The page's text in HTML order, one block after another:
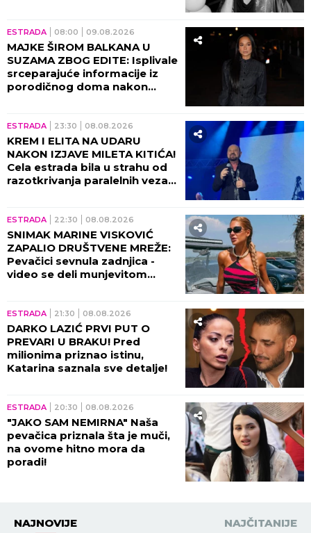
ESTRADA 08:00 09.08.2026
MAJKE ŠIROM BALKANA U
SUZAMA ZBOG EDITE: Isplivale
srceparajuće informacije iz
porodičnog doma nakon
ESTRADA 23:30 08.08.2026
KREM I ELITA NA UDARU
NAKON IZJAVE MILETA KITIĆA!
Cela estrada bila u strahu od
razotkrivanja paralelnih veza
ESTRADA 22:30 08.08.2026
SNIMAK MARINE VISKOVIĆ
ZAPALIO DRUŠTVENE MREŽE:
Pevačici sevnula zadnjica -
video se deli munjevitom
ESTRADA 21:30 08.08.2026
DARKO LAZIĆ PRVI PUT O
PREVARI U BRAKU! Pred
milionima priznao istinu,
Katarina saznala sve detalje!
ESTRADA 20:30 08.08.2026
"JAKO SAM NEMIRNA" Naša
pevačica priznala šta je muči,
na ovome hitno mora da
poradi!
NAJNOVIJE NAJČITANIJE